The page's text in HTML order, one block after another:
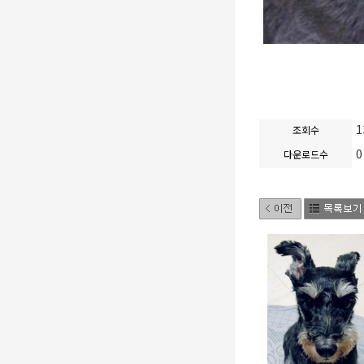
조회수
다운로드수 0